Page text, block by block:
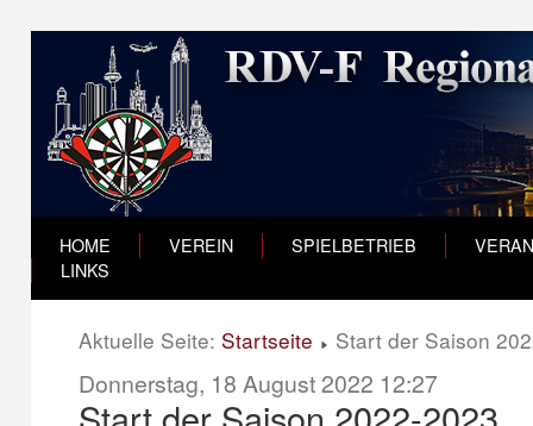
HOME VEREIN SPIELBETRIEB
LINKS
Aktuelle Seite: Startseite Start der Saison
Donnerstag, 18 August 2022 12:27